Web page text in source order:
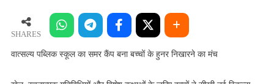
स्कूल
का
समर
SHARES
वात्सल्य पब्लिक स्कूल का समर कैंप बना बच्चों के हुनर निखारने का मंच